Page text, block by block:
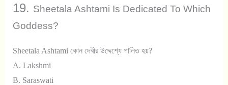
19. Sheetala Ashtami Is Dedicated To Which
Goddess?
Sheetala Ashtami কোন দেবীর উদ্দেশ্যে পালিত হয়?
A. Lakshmi
B. Saraswati